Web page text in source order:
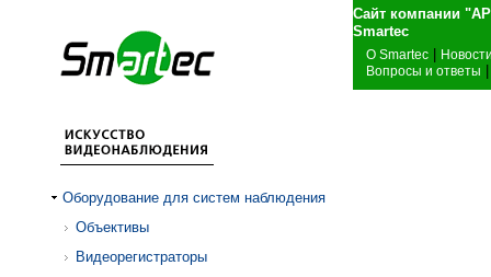
Сайт компании
О Smartec
Вопросы и ответы
Оборудование для систем наблюдения
Объективы
Видеорегистраторы